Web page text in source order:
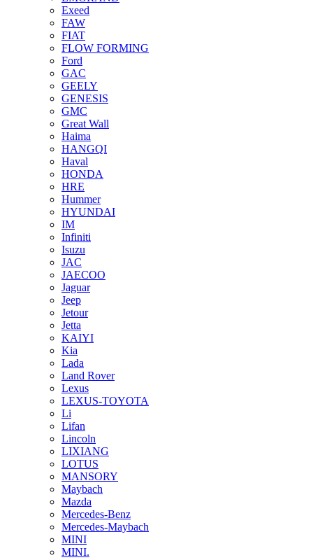
Exeed
FAW
FIAT
FLOW FORMING
Ford
GAC
GEELY
GENESIS
GMC
Great Wall
Haima
HANGQI
Haval
HONDA
HRE
Hummer
HYUNDAI
IM
Infiniti
Isuzu
JAC
JAECOO
Jaguar
Jeep
Jetour
Jetta
KAIYI
Kia
Lada
Land Rover
Lexus
LEXUS-TOYOTA
Li
Lifan
Lincoln
LIXIANG
LOTUS
MANSORY
Maybach
Mazda
Mercedes-Benz
Mercedes-Maybach
MINI
MINI.